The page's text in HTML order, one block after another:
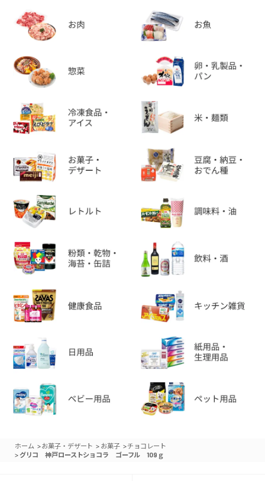
ホーム >お菓子・デザート > お菓子 >チョコレート
>グリコ 神戸ローストショコラ ゴーフル 109ｇ